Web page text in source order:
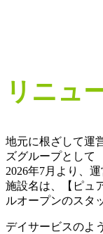
リニュ
地元に根ざして運
ズグループとして
2026年7月より、
施設名は、【ピュ
ルオープンのスタ
デイサービスのよ